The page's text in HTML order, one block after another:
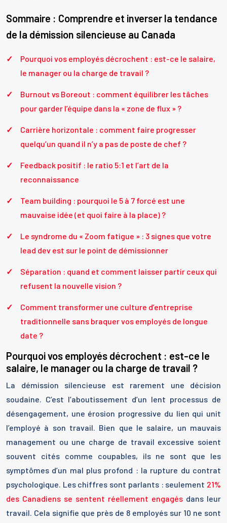
Sommaire : Comprendre et inverser la tendance
de la démission silencieuse au Canada
Pourquoi vos employés décrochent : est-ce le salaire,
le manager ou la charge de travail ?
Burnout vs Boreout : comment équilibrer les tâches
pour garder l’équipe dans la « zone de flux » ?
Carrière horizontale : comment faire progresser
quelqu’un quand il n’y a pas de poste de chef ?
Feedback positif : le ratio 5:1 et l’art de la
reconnaissance
Team building : pourquoi le 5 à 7 forcé est une
mauvaise idée (et quoi faire à la place) ?
Le syndrome du « Zoom fatigue » : 3 signes que votre
lead dev est sur le point de démissionner
Séparation : quand et comment laisser partir ceux qui
refusent la nouvelle vision ?
Comment transformer une culture d’entreprise
traditionnelle sans braquer vos employés de longue
date ?
Pourquoi vos employés décrochent : est-ce le
salaire, le manager ou la charge de travail ?
La démission silencieuse est rarement une décision
soudaine. C’est l’aboutissement d’un lent processus de
désengagement, une érosion progressive du lien qui unit
l’employé à son travail. Bien que le salaire, un mauvais
management ou une charge de travail excessive soient
souvent cités comme coupables, ils ne sont que les
symptômes d’un mal plus profond : la rupture du contrat
psychologique. Les chiffres sont parlants : seulement 21%
des Canadiens se sentent réellement engagés dans leur
travail. Cela signifie que près de 8 employés sur 10 ne sont